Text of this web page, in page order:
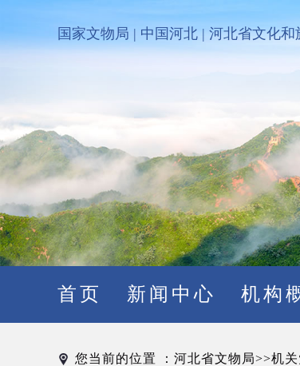
国家文物局 | 中国河北|河北省文化和
首页 新闻中心 机构
您当前的位置 ： 河北省文物局>>机